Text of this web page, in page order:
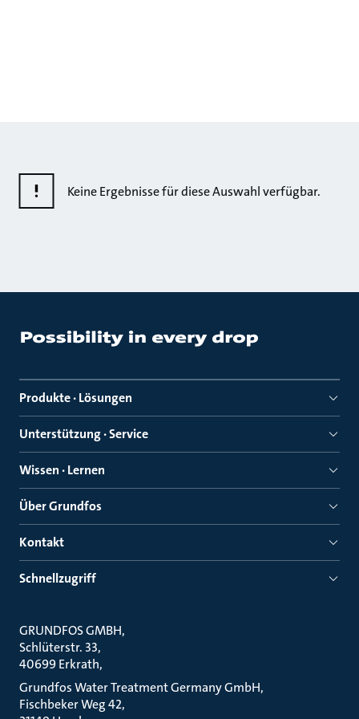
Keine Ergebnisse für diese Auswahl verfügbar.
Produkte · Lösungen
Unterstützung · Service
Wissen · Lernen
Über Grundfos
Kontakt
Schnellzugriff
GRUNDFOS GMBH
Schlüterstr. 33
40699 Erkrath
Grundfos Water Treatment Germany GmbH
Fischbeker Weg 42